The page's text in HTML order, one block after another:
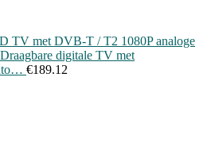
TV met DVB-T / T2 1080P analoge
digitale TV met
€189.12